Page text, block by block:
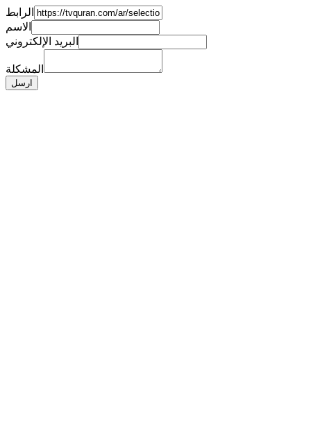
الرابط
الاسم
البريد الإلكتروني
المشكلة
ارسل